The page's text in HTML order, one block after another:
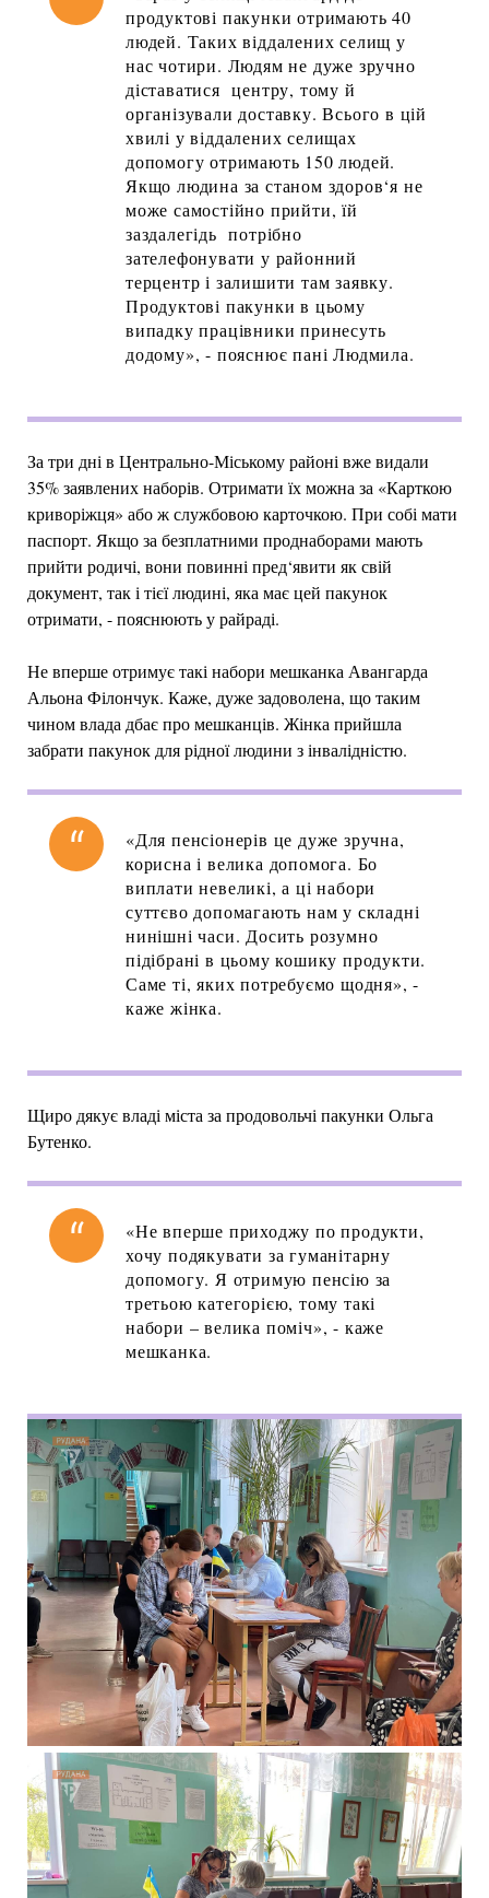
продуктові пакунки отримають 40
людей. Таких віддалених селищ у
нас чотири. Людям не дуже зручно
діставатися центру, тому й
організували доставку. Всього в цій
хвилі у віддалених селищах
допомогу отримають 150 людей.
Якщо людина за станом здоров‘я не
може самостійно прийти, їй
заздалегідь потрібно
зателефонувати у районний
терцентр і залишити там заявку.
Продуктові пакунки в цьому
випадку працівники принесуть
додому», - пояснює пані Людмила.
За три дні в Центрально-Міському районі вже видали
35% заявлених наборів. Отримати їх можна за «Карткою
криворіжця» або ж службовою карточкою. При собі мати
паспорт. Якщо за безплатними проднаборами мають
прийти родичі, вони повинні пред‘явити як свій
документ, так і тієї людині, яка має цей пакунок
отримати, - пояснюють у райраді.
Не вперше отримує такі набори мешканка Авангарда
Альона Філончук. Каже, дуже задоволена, що таким
чином влада дбає про мешканців. Жінка прийшла
забрати пакунок для рідної людини з інвалідністю.
«Для пенсіонерів це дуже зручна,
корисна і велика допомога. Бо
виплати невеликі, а ці набори
суттєво допомагають нам у складні
нинішні часи. Досить розумно
підібрані в цьому кошику продукти.
Саме ті, яких потребуємо щодня», -
каже жінка.
Щиро дякує владі міста за продовольчі пакунки Ольга
Бутенко.
«Не вперше приходжу по продукти,
хочу подякувати за гуманітарну
допомогу. Я отримую пенсію за
третьою категорією, тому такі
набори – велика поміч», - каже
мешканка.